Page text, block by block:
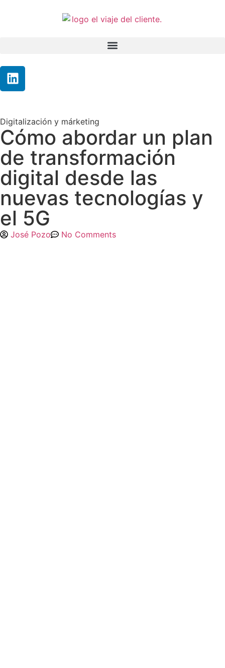
Digitalización y márketing
Cómo abordar un plan
de transformación
digital desde las
nuevas tecnologías y
el 5G
José Pozo No Comments